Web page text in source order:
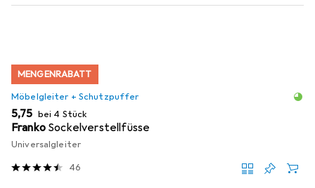
MENGENRABATT
Möbelgleiter + Schutzpuffer
EUR
5,75 bei 4 Stück
Franko Sockelverstellfüsse
Universalgleiter
46